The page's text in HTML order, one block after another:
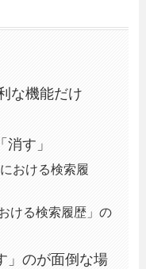
な機能だけ
す」
おける検索履
ける検索履歴」の
」のが面倒な場